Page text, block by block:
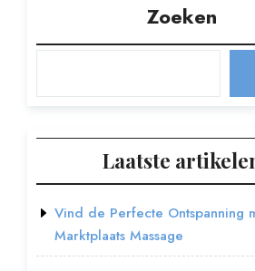
Zoeken
Laatste
Vind de Perfecte Ontspanning
Marktplaats Massage